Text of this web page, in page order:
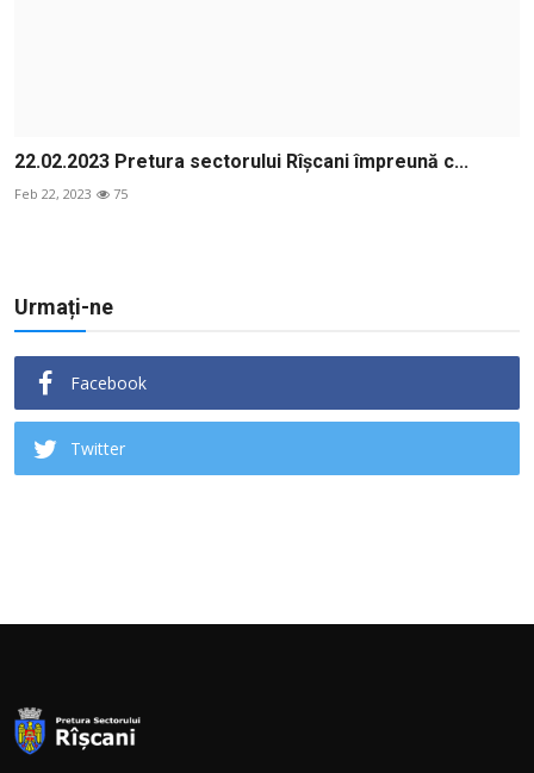
22.02.2023 Pretura sectorului Rîșcani împreună c...
Feb 22, 2023 75
Urmați-ne
Facebook
Twitter